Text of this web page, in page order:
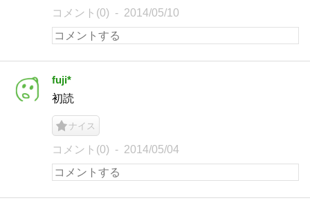
コメント(0) 2014/05/10
fuji*
初読
ナイス
コメント(0) 2014/05/04